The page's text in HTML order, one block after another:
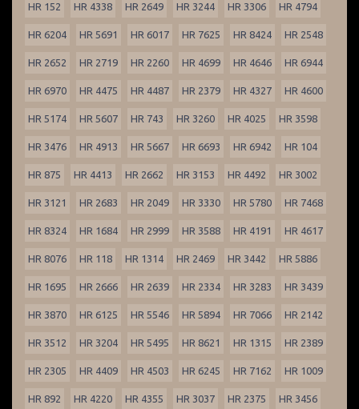
HR 152 HR 4338 HR 2649 HR 3244 HR 3306 HR 4794
HR 6204 HR 5691 HR 6017 HR 7625 HR 8424 HR 2548
HR 2652 HR 2719 HR 2260 HR 4699 HR 4646 HR 6944
HR 6970 HR 4475 HR 4487 HR 2379 HR 4327 HR 4600
HR 5174 HR 5607 HR 743 HR 3260 HR 4025 HR 3598
HR 3476 HR 4913 HR 5667 HR 6693 HR 6942 HR 104
HR 875 HR 4413 HR 2662 HR 3153 HR 4492 HR 3002
HR 3121 HR 2683 HR 2049 HR 3330 HR 5780 HR 7468
HR 8324 HR 1684 HR 2999 HR 3588 HR 4191 HR 4617
HR 8076 HR 118 HR 1314 HR 2469 HR 3442 HR 5886
HR 1695 HR 2666 HR 2639 HR 2334 HR 3283 HR 3439
HR 3870 HR 6125 HR 5546 HR 5894 HR 7066 HR 2142
HR 3512 HR 3204 HR 5495 HR 8621 HR 1315 HR 2389
HR 2305 HR 4409 HR 4503 HR 6245 HR 7162 HR 1009
HR 892 HR 4220 HR 4355 HR 3037 HR 2375 HR 3456